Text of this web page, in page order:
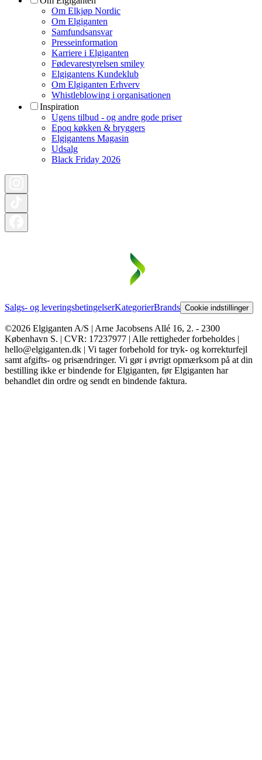
Om Elkjøp Nordic
Om Elgiganten
Samfundsansvar
Presseinformation
Karriere i Elgiganten
Fødevarestyrelsen smiley
Elgigantens Kundeklub
Om Elgiganten Erhverv
Whistleblowing i organisationen
Inspiration
Ugens tilbud - og andre gode priser
Epoq køkken & bryggers
Elgigantens Magasin
Udsalg
Black Friday 2026
Salgs- og leveringsbetingelserKategorierBrands Cookie indstillinger
©2026 Elgiganten A/S | Arne Jacobsens Allé 16, 2. - 2300
København S. | CVR: 17237977 | Alle rettigheder forbeholdes |
hello@elgiganten.dk | Vi tager forbehold for tryk- og korrekturfejl
samt afgifts- og prisændringer. Vi gør i øvrigt opmærksom på at din
bestilling ikke er bindende for Elgiganten, før Elgiganten har
behandlet din ordre og sendt en bindende faktura.